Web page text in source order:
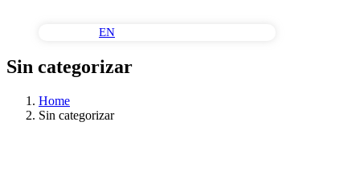
EN
Sin categorizar
Home
Sin categorizar